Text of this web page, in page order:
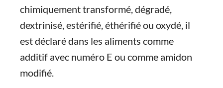
chimiquement transformé, dégradé,
dextrinisé, estérifié, éthérifié ou oxydé, il
est déclaré dans les aliments comme
additif avec numéro E ou comme amidon
modifié.